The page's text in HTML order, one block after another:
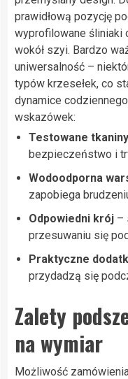
prawidłową pozycję
wyprofilowane śliniaki
wokół szyi. Bardzo
uniwersalność –
typów krzesełek, co
dynamice
wskazówek:
Testowane tkaniny
bezpieczeństwo i
Wodoodporna
zapobiega
Odpowiedni krój –
przesuwaniu się
Praktyczne
przydadzą się
Zalety
na wymiar
Możliwość